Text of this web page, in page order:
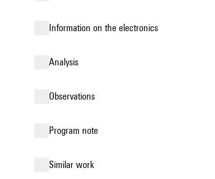
Information on the electronics
analysis
observations
Program note
similar work